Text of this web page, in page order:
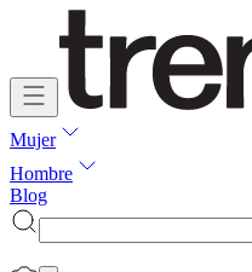
Mujer
Hombre
Blog